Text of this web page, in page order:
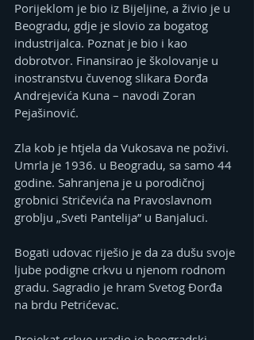
Porijeklom je bio iz Bijeljine, a živio je u
Beogradu, gdje je slovio za bogatog
industrijalca. Poznat je bio i kao
dobrotvor. Finansirao je školovanje u
inostranstvu čuvenog slikara Đorđa
Andrejevića Kuna – navodi Zoran
Pejašinović.
Zla kob je htjela da Vukosava ne poživi.
Umrla je 1936. u Beogradu, sa samo 44
godine. Sahranjena je u porodičnoj
grobnici Stričevića na Pravoslavnom
groblju „Sveti Pantelija” u Banjaluci.
Bogati udovac riješio je da za dušu svoje
ljube podigne crkvu u njenom rodnom
gradu. Sagradio je hram Svetog Đorđa
na brdu Petrićevac.